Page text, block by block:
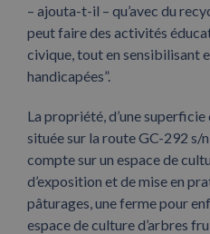
– ajouta-t-il – qu’avec du
peut faire des activités
civique, tout en sensibilisant
handicapées”.
La propriété, d’une
située sur la route GC-292 s/
compte sur un espace de
d’exposition et de mise en
pâturages, une ferme pour
espace de culture d’arbres